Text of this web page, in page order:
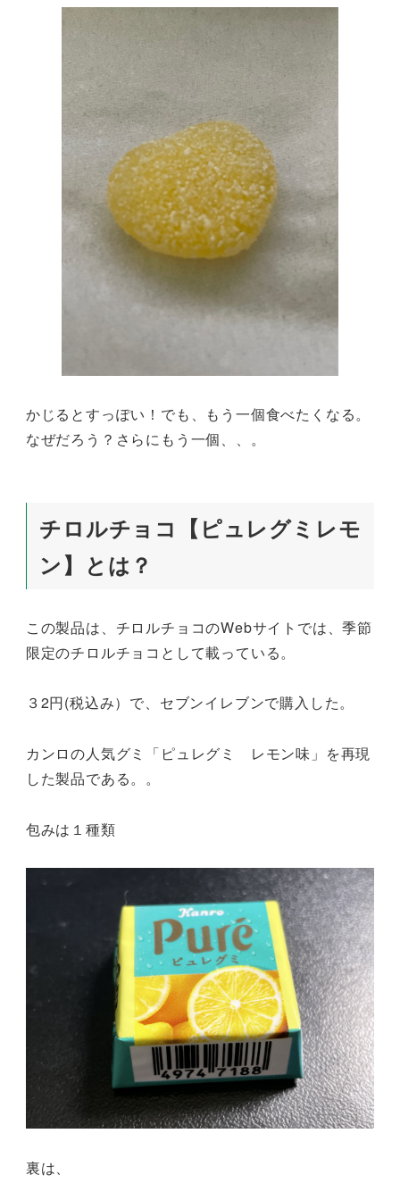
かじるとすっぽい！でも、もう一個食べたくなる。
なぜだろう？さらにもう一個、、。
チロルチョコ【ピュレグミレモ
ン】とは？
この製品は、チロルチョコのWebサイトでは、季節
限定のチロルチョコとして載っている。
３2円(税込み）で、セブンイレブンで購入した。
カンロの人気グミ「ピュレグミ レモン味」を再現
した製品である。。
包みは１種類
裏は、